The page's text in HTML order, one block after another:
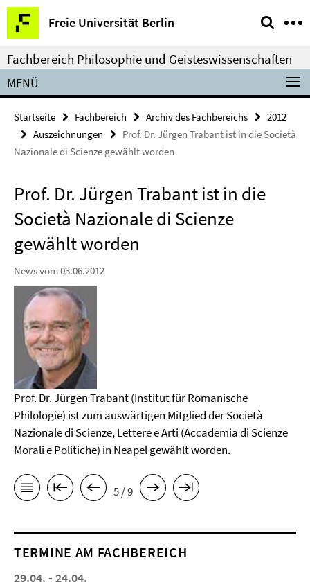
Springe
direkt
zu
Inhalt
Freie Universität Berlin
Service-
Navigation
Fachbereich Philosophie und Geisteswissenschaften
MENÜ
Startseite Fachbereich Archiv des Fachbereichs
2012
Auszeichnungen
Prof. Dr. Jürgen Trabant ist in die Società
Nazionale di Scienze gewählt worden
Prof. Dr. Jürgen Trabant ist in die
Società Nazionale di Scienze
gewählt worden
News vom 03.06.2012
Prof. Dr. Jürgen Trabant(Institut für Romanische
Philologie) ist zum auswärtigen Mitglied der Società
Nazionale di Scienze, Lettere e Arti (Accademia di Scienze
Morali e Politiche) in Neapel gewählt worden.
5 / 9
TERMINE AM FACHBEREICH
29.04. - 24.04.